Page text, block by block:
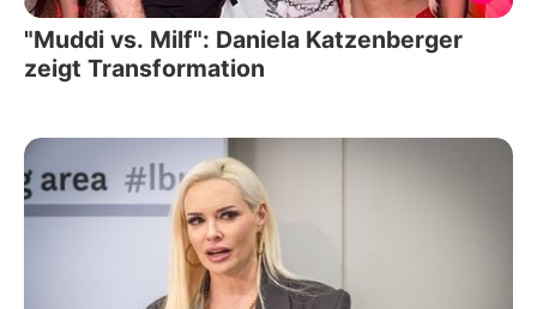
"Muddi vs. Milf": Daniela Katzenberger
zeigt Transformation